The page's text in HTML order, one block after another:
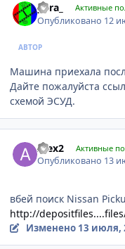
yura_ Активные
Опубликовано 12
АВТОР
Машина приехала
Дайте пожалуйста
схемой ЭСУД.
Alex2 Активные
Опубликовано 13
вбей поиск Nissan
http://
Изменено 13 июля,